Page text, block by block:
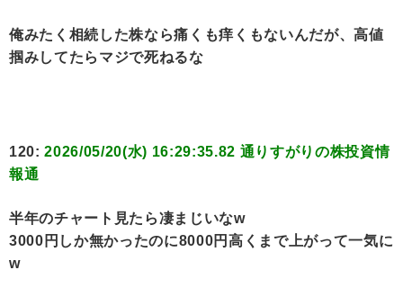
俺みたく相続した株なら痛くも痒くもないんだが、高値
掴みしてたらマジで死ねるな
120:2026/05/20(水) 16:29:35.82 通りすがりの株投資情
報通
半年のチャート見たら凄まじいなw
3000円しか無かったのに8000円高くまで上がって一気に
w